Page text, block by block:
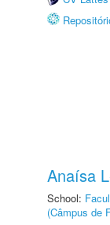
Anaísa
School:
(Câmpus de